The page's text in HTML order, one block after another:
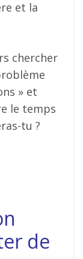
et la
chercher
» et
le temps
tu ?
de